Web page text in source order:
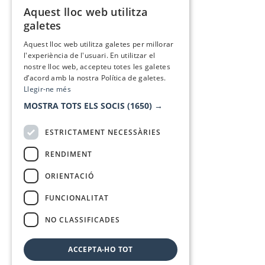
Aquest lloc web utilitza
galetes
Aquest lloc web utilitza galetes per millorar
l'experiència de l'usuari. En utilitzar el
nostre lloc web, accepteu totes les galetes
d’acord amb la nostra Política de galetes.
Llegir-ne més
MOSTRA TOTS ELS SOCIS (1650) →
ESTRICTAMENT NECESSÀRIES
RENDIMENT
ORIENTACIÓ
FUNCIONALITAT
NO CLASSIFICADES
ACCEPTA-HO TOT